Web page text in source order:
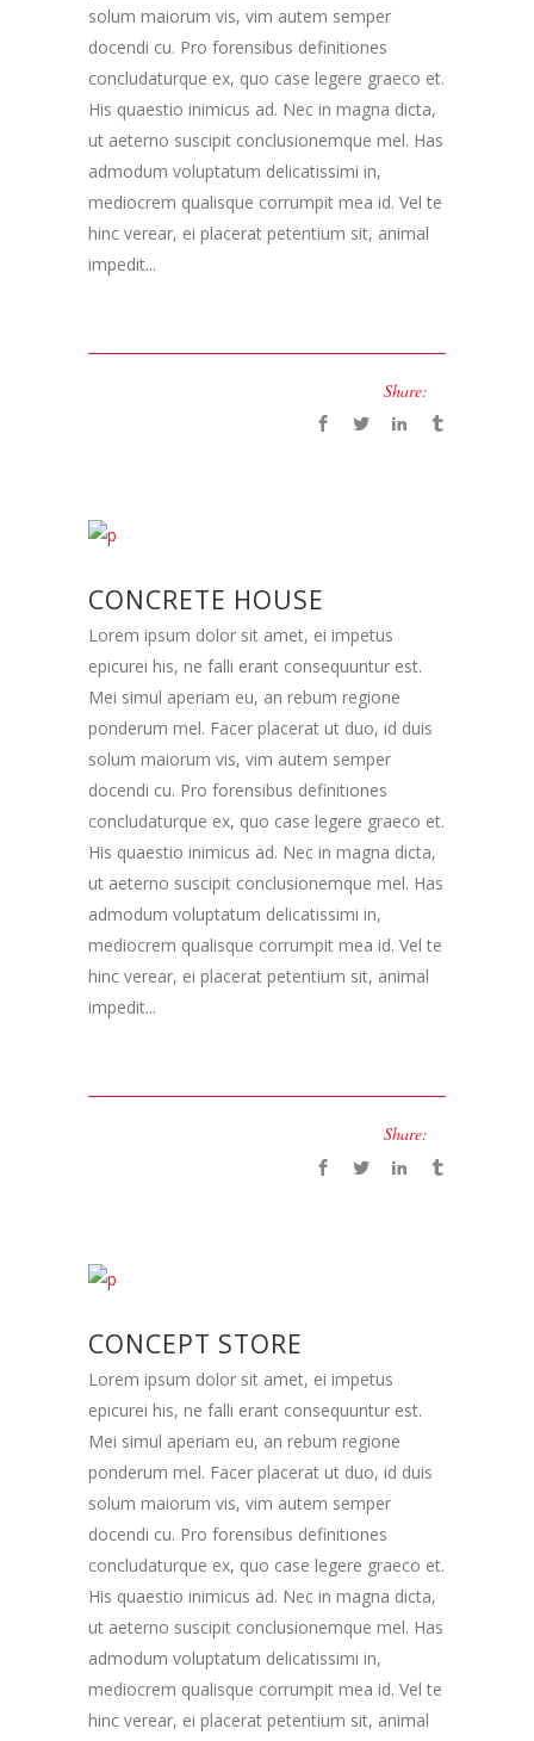
solum maiorum vis, vim autem semper
docendi cu. Pro forensibus definitiones
concludaturque ex, quo case legere graeco et.
His quaestio inimicus ad. Nec in magna dicta,
ut aeterno suscipit conclusionemque mel. Has
admodum voluptatum delicatissimi in,
mediocrem qualisque corrumpit mea id. Vel te
hinc verear, ei placerat petentium sit, animal
impedit...
Share:
CONCRETE HOUSE
Lorem ipsum dolor sit amet, ei impetus
epicurei his, ne falli erant consequuntur est.
Mei simul aperiam eu, an rebum regione
ponderum mel. Facer placerat ut duo, id duis
solum maiorum vis, vim autem semper
docendi cu. Pro forensibus definitiones
concludaturque ex, quo case legere graeco et.
His quaestio inimicus ad. Nec in magna dicta,
ut aeterno suscipit conclusionemque mel. Has
admodum voluptatum delicatissimi in,
mediocrem qualisque corrumpit mea id. Vel te
hinc verear, ei placerat petentium sit, animal
impedit...
Share:
CONCEPT STORE
Lorem ipsum dolor sit amet, ei impetus
epicurei his, ne falli erant consequuntur est.
Mei simul aperiam eu, an rebum regione
ponderum mel. Facer placerat ut duo, id duis
solum maiorum vis, vim autem semper
docendi cu. Pro forensibus definitiones
concludaturque ex, quo case legere graeco et.
His quaestio inimicus ad. Nec in magna dicta,
ut aeterno suscipit conclusionemque mel. Has
admodum voluptatum delicatissimi in,
mediocrem qualisque corrumpit mea id. Vel te
hinc verear, ei placerat petentium sit, animal